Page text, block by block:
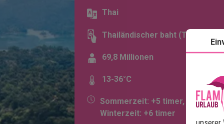
Thai
Thailändischer baht (THB)
69,8 Millionen
13-36°C
Sommerzeit: +5 timer,
Winterzeit: +6 timer